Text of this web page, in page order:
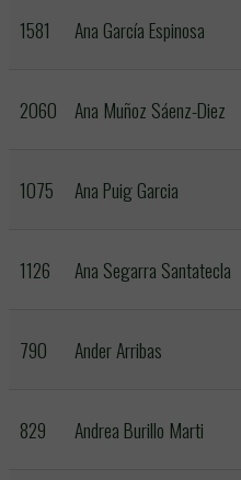
1581 Ana García Espinosa
2060 Ana Muñoz Sáenz-Diez
1075 Ana Puig Garcia
1126 Ana Segarra Santatecla
790 Ander Arribas
829 Andrea Burillo Marti